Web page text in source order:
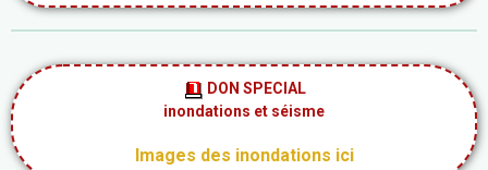
DON SPECIAL
inondations et séisme
Images des inondations ici